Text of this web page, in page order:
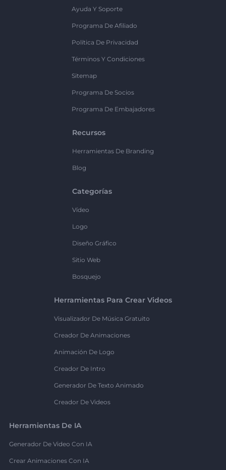
Ayuda Y Soporte
Programa De Afiliado
Política De Privacidad
Términos Y Condiciones
Sitemap
Programa De Socios
Programa De Embajadores
Recursos
Herramientas De Branding
Blog
Categorías
Vídeo
Logo
Diseño Gráfico
Sitio Web
Bosquejo
Herramientas Para Crear Videos
Visualizador De Música Gratuito
Creador De Animaciones
Animación De Logo
Creador De Intro
Generador De Texto Animado
Creador De Videos
Herramientas De IA
Generador De Video Con IA
Crear Animaciones Con IA